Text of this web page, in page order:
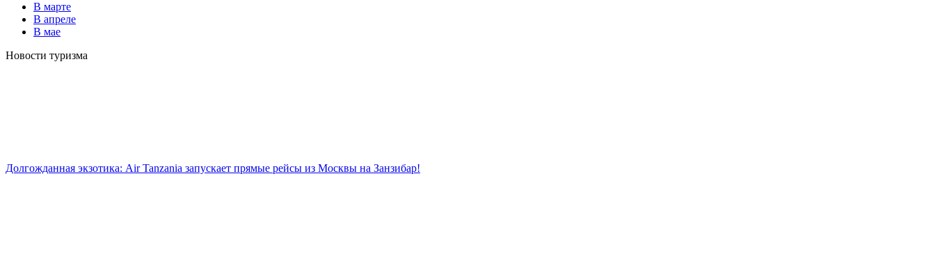
В марте
В апреле
В мае
Новости туризма
Долгожданная экзотика: Air Tanzania запускает прямые рейсы из Москвы на Занзибар!